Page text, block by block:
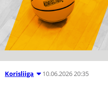
Korisliiga 10.06.2026 20:35